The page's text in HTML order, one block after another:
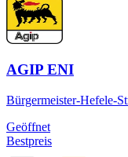
AGIP ENI
Bürgermeister-Hefele-
Geöffnet
Bestpreis